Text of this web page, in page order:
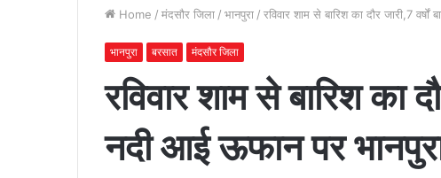
Home / मंदसौर जिला / भानपुरा / रविवार शाम से बारिश का दौर जारी,7
भानपुरा बरसात मंदसौर जिला
रविवार शाम से बारिश का
नदी आई ऊफान पर